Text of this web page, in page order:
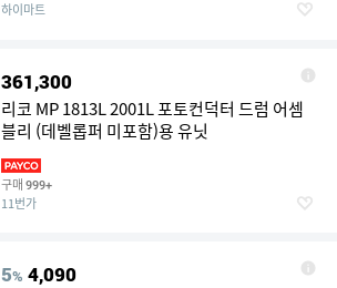
하이마트
361,300
리코 MP 1813L 2001L 포토컨덕터 드럼 어셈
블리 (데벨롭퍼 미포함)용 유닛
구매 999+
11번가
5% 4,090